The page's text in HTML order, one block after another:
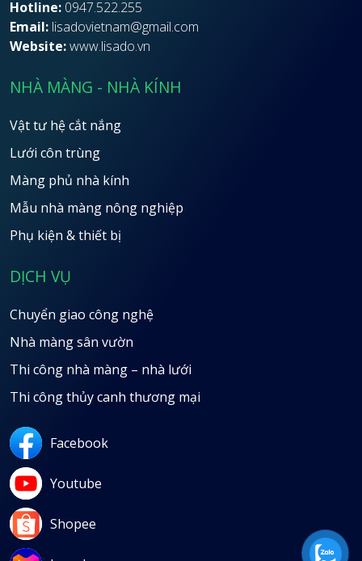
Hotline: 0947.522.255
Email: lisadovietnam@gmail.com
Website:www.lisado.vn
NHÀ MÀNG - NHÀ KÍNH
Vật tư hệ cắt nắng
Lưới côn trùng
Màng phủ nhà kính
Mẫu nhà màng nông nghiệp
Phụ kiện & thiết bị
DỊCH VỤ
Chuyển giao công nghệ
Nhà màng sân vườn
Thi công nhà màng – nhà lưới
Thi công thủy canh thương mại
Facebook
Youtube
Shopee